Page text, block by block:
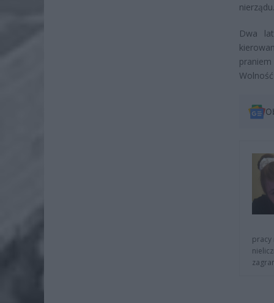
Dwa
pracy